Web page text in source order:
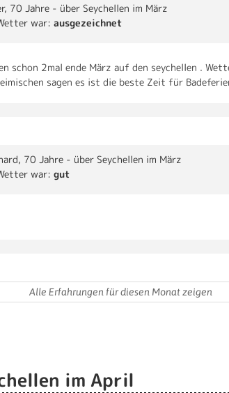
, 70 Jahre - über Seychellen im März
war: ausgezeichnet
schon 2mal ende März auf den seychellen .
sagen es ist die beste Zeit für
, 70 Jahre - über Seychellen im März
war: gut
im April